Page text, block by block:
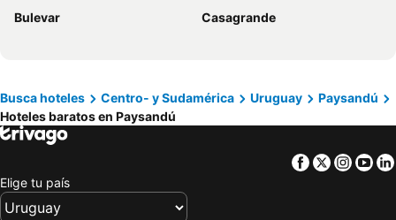
Bulevar
Casagrande
Busca hoteles Centro- y Sudamérica Uruguay
Paysandú
Hoteles baratos en Paysandú
Facebook
Twitter
Elige tu país